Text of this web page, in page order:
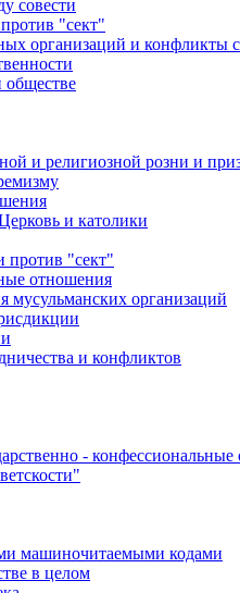
совести
"сект"
организаций и
обществе
и религиозной розни и
и католики
против "сект"
отношения
мусульманских организаций
и конфликтов
-
машиночитаемыми кодами
в целом